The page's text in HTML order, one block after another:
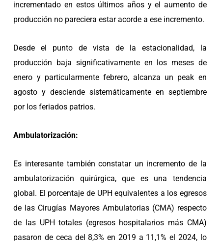
incrementado en estos últimos años y el aumento de
producción no pareciera estar acorde a ese incremento.
Desde el punto de vista de la estacionalidad, la
producción baja significativamente en los meses de
enero y particularmente febrero, alcanza un peak en
agosto y desciende sistemáticamente en septiembre
por los feriados patrios.
Ambulatorización:
Es interesante también constatar un incremento de la
ambulatorización quirúrgica, que es una tendencia
global. El porcentaje de UPH equivalentes a los egresos
de las Cirugías Mayores Ambulatorias (CMA) respecto
de las UPH totales (egresos hospitalarios más CMA)
pasaron de ceca del 8,3% en 2019 a 11,1% el 2024, lo